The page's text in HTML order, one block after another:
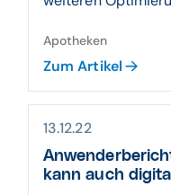
Apotheken
Zum Artikel
13.12.22
kann auch